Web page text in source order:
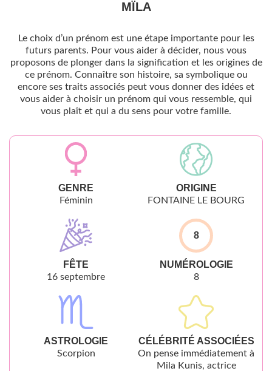
MÏLA
Le choix d’un prénom est une étape importante pour les
futurs parents. Pour vous aider à décider, nous vous
proposons de plonger dans la signification et les origines de
ce prénom. Connaître son histoire, sa symbolique ou
encore ses traits associés peut vous donner des idées et
vous aider à choisir un prénom qui vous ressemble, qui
vous plaît et qui a du sens pour votre famille.
GENRE
Féminin
ORIGINE
FONTAINE LE BOURG
FÊTE
16 septembre
8
NUMÉROLOGIE
8
ASTROLOGIE
Scorpion
CÉLÉBRITÉ ASSOCIÉES
On pense immédiatement à
Mila Kunis, actrice